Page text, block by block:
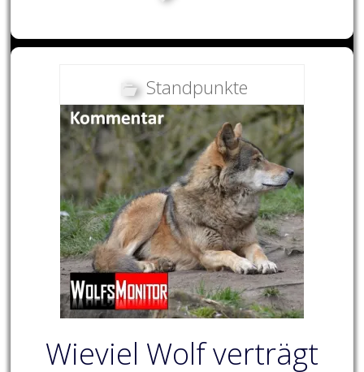
Standpunkte
Wieviel Wolf verträgt